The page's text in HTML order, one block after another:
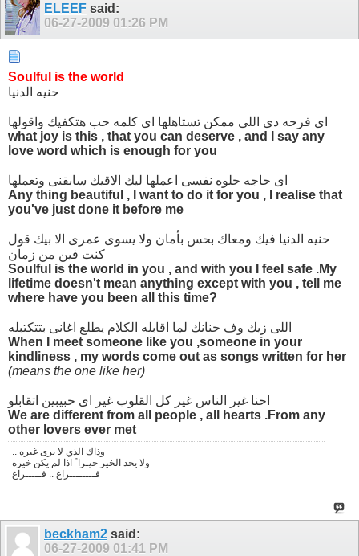
ELEEF said:
06-27-2009 01:26 PM
Soulful is the world
حنيه الدنيا
اى فرحه دى اللى ممكن تستاهلها اى كلمه حب هتكفيك واقولها
what joy is this , that you can deserve , and I say any
love word which is enough for you
اى حاجه حلوه نفسى اعملها ليك الاقيك سابقنى وتعملها
Any thing beautiful , I want to do it for you , I realise that
you've just done it before me
حنيه الدنيا فيك ومعاك بحس بأمان ولا يسوى عمرى الا بيك قول
كنت فين من زمان
Soulful is the world in you , and with you I feel safe .My
lifetime doesn't mean anything except with you , tell me
where have you been all this time?
اللى زيك وف حنانك لما اقابله الكلام يطلع اغانى بتتكتبله
When I meet someone like you ,someone in your
kindliness , my words come out as songs written for her
(means the one like her)
احنا غير الناس غير كل القلوب غير اى حبيبين اتقابلو
We are different from all people , all hearts .From any
other lovers ever met
.. وذاك الذي لا يرى غيره
ولا يجد الخير خيـرا ً اذا لم يكن خيره
فــــــــراغ .. فـــــراغ
beckham2 said:
06-27-2009 01:41 PM